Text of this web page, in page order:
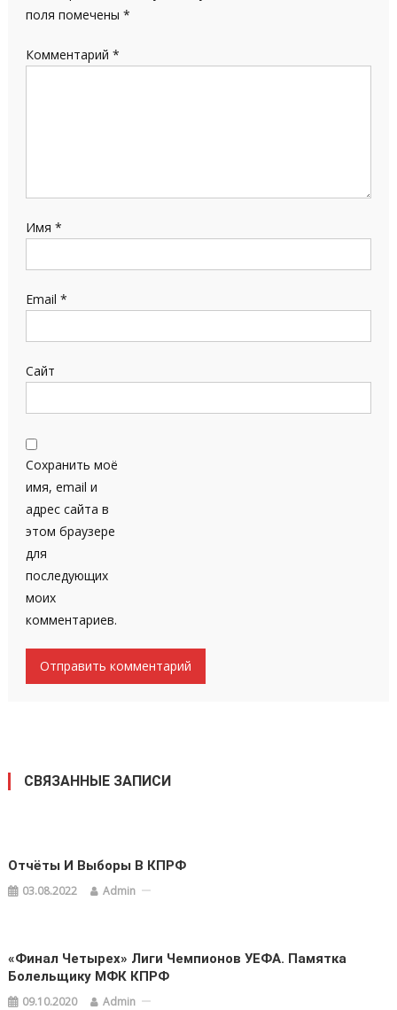
поля помечены *
Комментарий *
Имя *
Email *
Сайт
Сохранить моё
имя, email и
адрес сайта в
этом браузере
для
последующих
моих
комментариев.
СВЯЗАННЫЕ ЗАПИСИ
Отчёты И Выборы В КПРФ
03.08.2022 Admin
«Финал Четырех» Лиги Чемпионов УЕФА. Памятка
Болельщику МФК КПРФ
09.10.2020 Admin